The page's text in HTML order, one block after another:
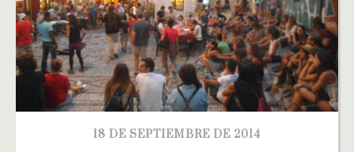
18 DE SEPTIEMBRE DE 2014